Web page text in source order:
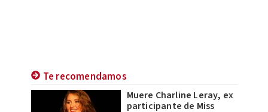
Te recomendamos
Muere Charline Leray, ex
participante de Miss